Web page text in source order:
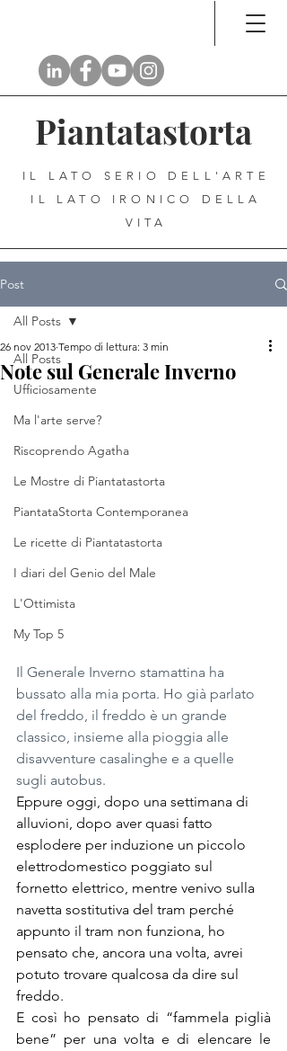
Piantatastorta
IL LATO SERIO DELL'ARTE
IL LATO IRONICO DELLA
VITA
Post
All Posts
Ufficiosamente
Ma l'arte serve?
Riscoprendo Agatha
Le Mostre di Piantatastorta
PiantataStorta Contemporanea
Le ricette di Piantatastorta
I diari del Genio del Male
L'Ottimista
My Top 5
All Posts
Note sul Generale Inverno
26 nov 2013 Tempo di lettura: 3 min
Il Generale Inverno stamattina ha
bussato alla mia porta. Ho già parlato
del freddo, il freddo è un grande
classico, insieme alla pioggia alle
disavventure casalinghe e a quelle
sugli autobus.
Eppure oggi, dopo una settimana di
alluvioni, dopo aver quasi fatto
esplodere per induzione un piccolo
elettrodomestico poggiato sul
fornetto elettrico, mentre venivo sulla
navetta sostitutiva del tram perché
appunto il tram non funziona, ho
pensato che, ancora una volta, avrei
potuto trovare qualcosa da dire sul
freddo.
E così ho pensato di “fammela piglià
bene” per una volta e di elencare le